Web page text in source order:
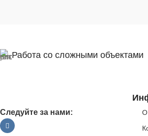
Работа со сложными объектами
Следуйте за нами:
О